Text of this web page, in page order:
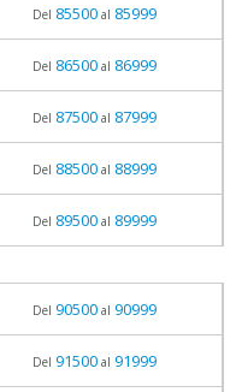
Del 85500al 85999
Del 86500al 86999
Del 87500al 87999
Del 88500al 88999
Del 89500al 89999
Del 90500al 90999
Del 91500al 91999